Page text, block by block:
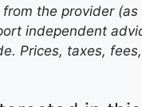
the provider
independent
Prices, taxes,